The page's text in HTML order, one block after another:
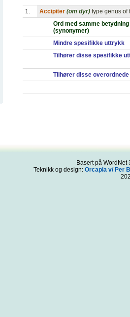
1. Accipiter (om dyr) type genus of
Ord med samme betydning
(synonymer)
Mindre spesifikke uttrykk
Tilhører disse spesifikke
Tilhører disse
Basert på
Teknikk og design: Orcapia v/ Per